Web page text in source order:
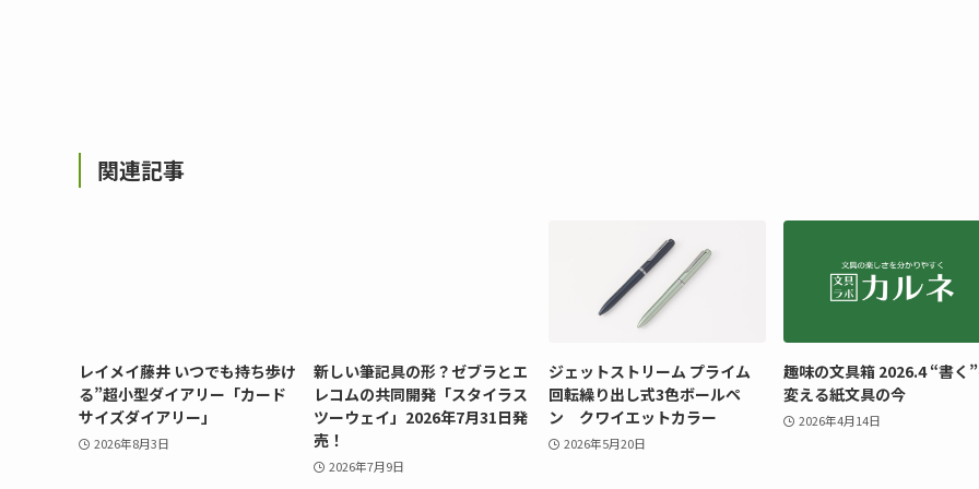
関連記事
レイメイ藤井 いつでも持ち歩け
る”超小型ダイアリー「カード
サイズダイアリー」
2026年8月3日
新しい筆記具の形？ゼブラとエ
レコムの共同開発「スタイラス
ツーウェイ」2026年7月31日発
売！
2026年7月9日
ジェットストリーム プライム
回転繰り出し式3色ボールペ
ン クワイエットカラー
2026年5月20日
趣味の文具箱 2026.4 “書く
変える紙文具の今
2026年4月14日